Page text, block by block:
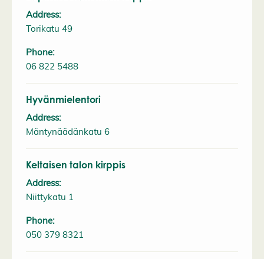
Address:
Torikatu 49
Phone:
06 822 5488
Hyvänmielentori
Address:
Mäntynäädänkatu 6
Keltaisen talon kirppis
Address:
Niittykatu 1
Phone:
050 379 8321